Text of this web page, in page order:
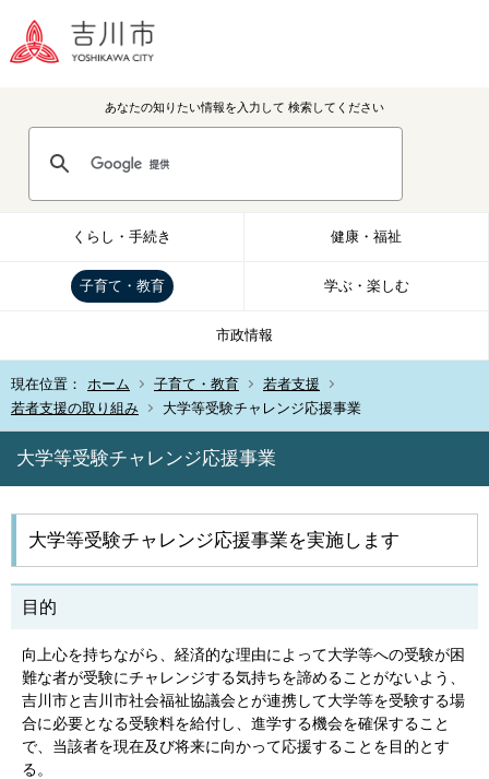
あなたの知りたい情報を入力して 検索してください
くらし・手続き 健康・福祉
子育て・教育 学ぶ・楽しむ
市政情報
現在位置： ホーム 子育て・教育
若者支援
若者支援の取り組み
大学等受験チャレンジ応援事業
大学等受験チャレンジ応援事業
大学等受験チャレンジ応援事業を実施します
目的
向上心を持ちながら、経済的な理由によって大学等への受験が困
難な者が受験にチャレンジする気持ちを諦めることがないよう、
吉川市と吉川市社会福祉協議会とが連携して大学等を受験する場
合に必要となる受験料を給付し、進学する機会を確保すること
で、当該者を現在及び将来に向かって応援することを目的とす
る。